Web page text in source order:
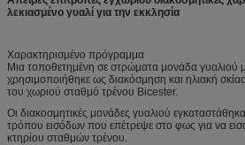
λεκιασμένο γυαλί για την εκκλησία
Χαρακτηρισμένο πρόγραμμα
Μια τοποθετημένη σε στρώματα μονάδα γυαλιού
χρησιμοποιήθηκε ως διακόσμηση και ηλιακή
του χωριού σταθμό τρένου Bicester.
Οι διακοσμητικές μονάδες γυαλιού
τρόπου εισόδων που επέτρεψε στο φως για να
κτηρίου σταθμών τρένου.